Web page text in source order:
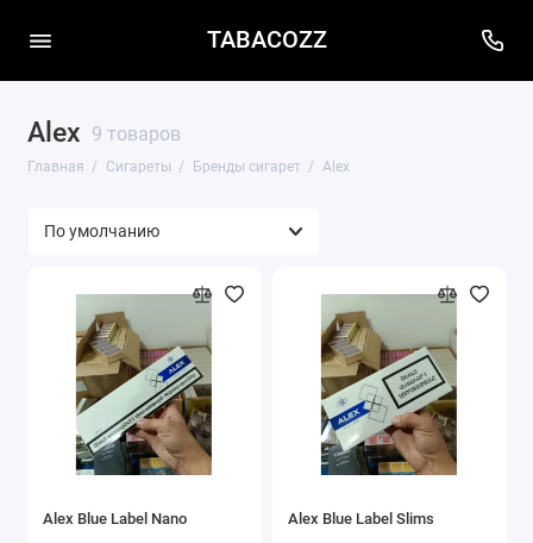
TABACOZZ
Alex 9 товаров
Главная Сигареты Бренды сигарет Alex
Alex Blue Label Nano Alex Blue Label Slims